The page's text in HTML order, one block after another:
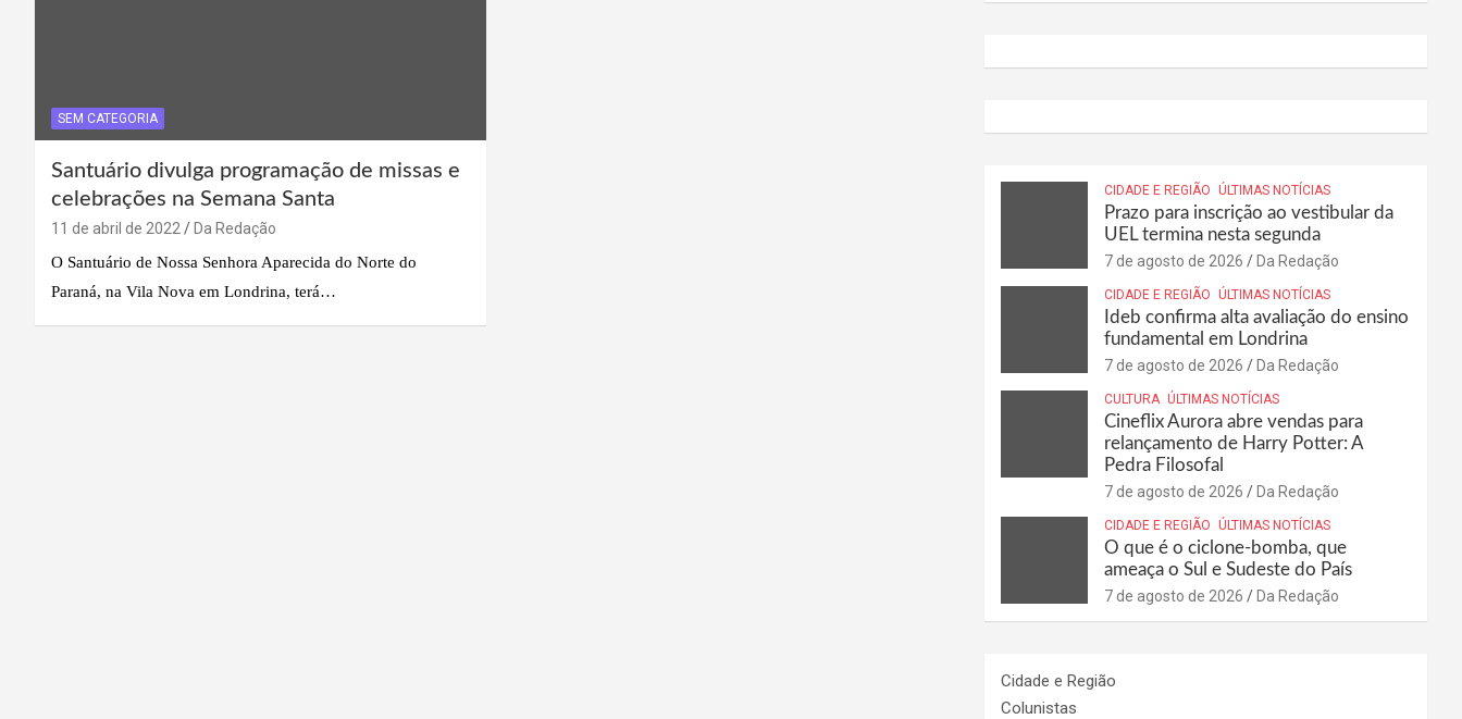
SEM CATEGORIA
Santuário divulga programação de missas e
celebrações na Semana Santa
11 de abril de 2022
Da Redação
O Santuário de Nossa Senhora Aparecida do Norte do
Paraná, na Vila Nova em Londrina, terá…
CIDADE E REGIÃO ÚLTIMAS NOTÍCIAS
Prazo para inscrição ao vestibular da
UEL termina nesta segunda
7 de agosto de 2026 Da Redação
CIDADE E REGIÃO ÚLTIMAS NOTÍCIAS
Ideb confirma alta avaliação do ensino
fundamental em Londrina
7 de agosto de 2026 Da Redação
CULTURA ÚLTIMAS NOTÍCIAS
Cineflix Aurora abre vendas para
relançamento de Harry Potter: A
Pedra Filosofal
7 de agosto de 2026 Da Redação
CIDADE E REGIÃO ÚLTIMAS NOTÍCIAS
O que é o ciclone-bomba, que
ameaça o Sul e Sudeste do País
7 de agosto de 2026 Da Redação
Cidade e Região
Colunistas